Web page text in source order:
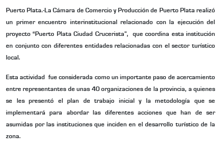
Puerto Plata.-La Cámara de Comercio y Producción de Puerto Plata realizó
un primer encuentro interinstitucional relacionado con la ejecución del
proyecto “Puerto Plata Ciudad Crucerista”, que coordina esta institución
en conjunto con diferentes entidadesrelacionadas con el sector turístico
local.
Estaactividad fue considerada como un importante paso de acercamiento
entre representantes de unas 40 organizaciones de la provincia, a quienes
se les presentó el plan de trabajo inicial y la metodología que se
implementará para abordar las diferentes acciones que han de ser
asumidas por las instituciones que inciden en el desarrollo turístico de la
zona.